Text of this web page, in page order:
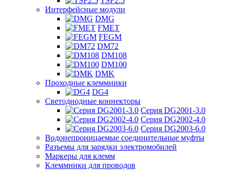
Интерфейсные модули
DMG
FMET
FEGM
DM72
DM108
DM100
DMK
Проходные клеммники
DG4
Светодиодные коннекторы
Серия DG2001-3.0
Серия DG2002-4.0
Серия DG2003-6.0
Водонепроницаемые соединительные муфты
Разъемы для зарядки электромобилей
Маркеры для клемм
Клеммники для проводов